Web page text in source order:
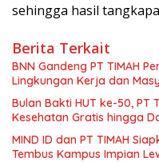
sehingga hasil
Berita Terkait
BNN Gandeng PT TIMAH
Lingkungan Kerja dan
Bulan Bakti HUT ke-50, PT
Kesehatan Gratis hingga
MIND ID dan PT TIMAH
Tembus Kampus Impian